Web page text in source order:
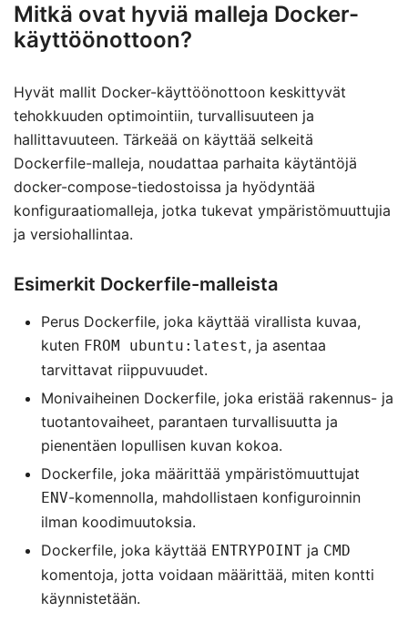
Mitkä ovat hyviä malleja Docker-
käyttöönottoon?
Hyvät mallit Docker-käyttöönottoon keskittyvät
tehokkuuden optimointiin, turvallisuuteen ja
hallittavuuteen. Tärkeää on käyttää selkeitä
Dockerfile-malleja, noudattaa parhaita käytäntöjä
docker-compose-tiedostoissa ja hyödyntää
konfiguraatiomalleja, jotka tukevat ympäristömuuttujia
ja versiohallintaa.
Esimerkit Dockerfile-malleista
Perus Dockerfile, joka käyttää virallista kuvaa,
kuten FROM ubuntu:latest, ja asentaa
tarvittavat riippuvuudet.
Monivaiheinen Dockerfile, joka eristää rakennus- ja
tuotantovaiheet, parantaen turvallisuutta ja
pienentäen lopullisen kuvan kokoa.
Dockerfile, joka määrittää ympäristömuuttujat
ENV-komennolla, mahdollistaen konfiguroinnin
ilman koodimuutoksia.
Dockerfile, joka käyttää ENTRYPOINT ja CMD
komentoja, jotta voidaan määrittää, miten kontti
käynnistetään.